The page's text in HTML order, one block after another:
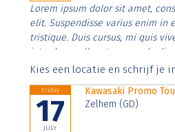
Lorem ipsum dolor sit amet,
elit. Suspendisse varius enim in
tristique. Duis cursus, mi quis
interdum nulla, ut commodo
Aenean faucibus nibh et justo
Kies een locatie en schrijf je
Friday
17
JULY
Kawasaki Promo
Zelhem (GD)